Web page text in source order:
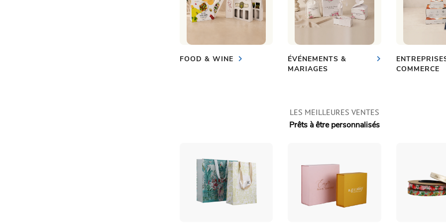
FOOD & WINE
ÉVÉNEMENTS &
MARIAGES
COMMERCE
LES MEILLEURES VENTES
Prêts à être personnalisés